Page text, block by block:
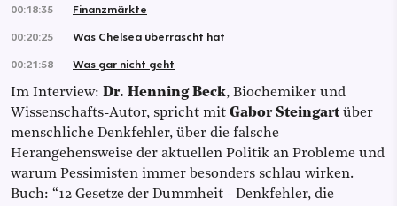
00:18:35
Finanzmärkte
00:20:25
Was Chelsea überrascht hat
00:21:58
Was gar nicht geht
Im Interview: Dr. Henning Beck, Biochemiker und
Wissenschafts-Autor, spricht mit Gabor Steingart über
menschliche Denkfehler, über die falsche
Herangehensweise der aktuellen Politik an Probleme und
warum Pessimisten immer besonders schlau wirken.
Buch: “12 Gesetze der Dummheit - Denkfehler, die